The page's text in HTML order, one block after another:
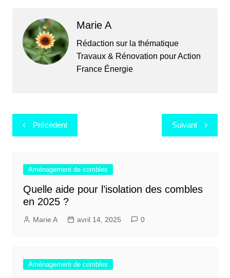
Marie A
Rédaction sur la thématique
Travaux & Rénovation pour Action
France Énergie
Navigation
de
Précédent Suivant
Aménagement de combles
Quelle aide pour l’isolation des combles
en 2025 ?
Marie A avril 14, 2025 0
Aménagement de combles